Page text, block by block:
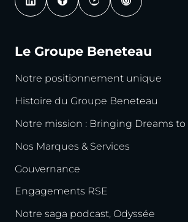
Le Groupe Beneteau
Notre positionnement unique
Histoire du Groupe Beneteau
Notre mission : Bringing Dreams to
Nos Marques & Services
Gouvernance
Engagements RSE
Notre saga podcast, Odyssée